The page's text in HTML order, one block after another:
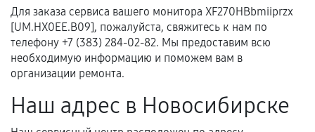
Самостоятельный ремонт или вмешательство
третьих лиц.
Естественный износ деталей, если иное не
предусмотрено отдельно.
Обращение после окончания гарантийного
срока.
Для заказа сервиса вашего монитора XF270HBbmiiprzx
[UM.HX0EE.B09], пожалуйста, свяжитесь к нам по
телефону +7 (383) 284-02-82. Мы предоставим всю
необходимую информацию и поможем вам в
организации ремонта.
Наш адрес в Новосибирске